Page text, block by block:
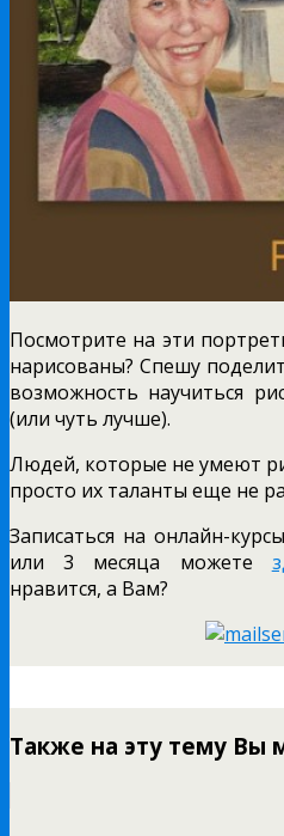
Посмотрите на эти
нарисованы? Спешу
возможность научиться
(или чуть лучше).
Людей, которые не умеют
просто их таланты еще не
Записаться на онлайн-
или 3 месяца можете
нравится, а Вам?
Также на эту тему Вы